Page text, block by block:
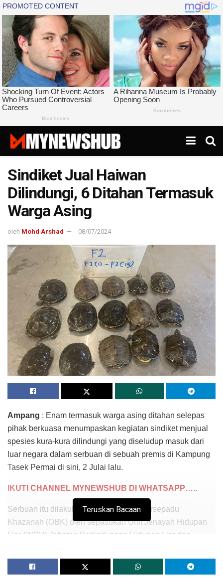
Sindiket Jual Haiwan
Dilindungi, 6 Ditahan Termasuk
Warga Asing
oleh Mohd Arshad 08/07/2024
Ampang : Enam termasuk warga asing ditahan selepas
pihak berkuasa menumpaskan kegiatan sindiket menjual
spesies kura-kura dilindungi yang diseludup masuk dari
luar negara dalam serbuan di sebuah premis di Kampung
Tasek Permai di sini, 2 Julai lalu.
IKUTI CHANNEL MYNEWSHUB DI WHATSAPP…..
Serbuan itu dilakukan dalam Operasi Bersepadu
Khazanah (OBK) oleh sepasukan Unit Jenayah Hidupan
Liar (WCU) Jabatan Perlindungan Hidupan Liar dan
Am (PGA) Polis Diraja Malaysia (PDRM).
Teruskan Bacaan